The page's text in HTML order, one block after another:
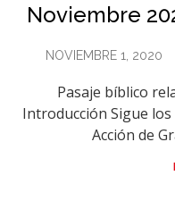
Noviembre
NOVIEMBRE 1, 2020
Pasaje bíblico
Introducción Sigue
Acción de